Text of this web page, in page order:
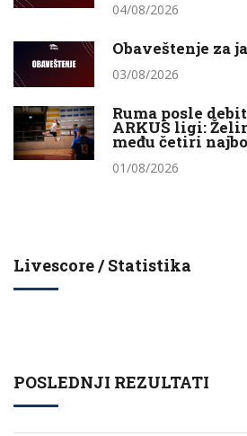
04/08/2026
Obaveštenje za
03/08/2026
Ruma posle
ARKUS ligi:
među četiri
01/08/2026
Livescore / Statistika
POSLEDNJI REZULTATI